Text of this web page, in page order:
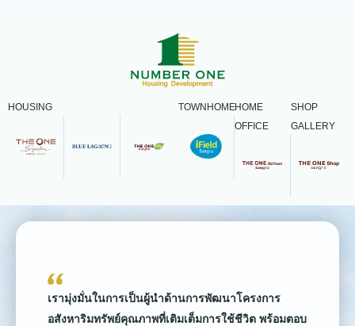
HOUSING TOWNHOMEHOME
OFFICE
SHOP
GALLERY
เรามุ่งมั่นในการเป็นผู้นำด้านการพัฒนาโครงการ
อสังหาริมทรัพย์คุณภาพที่เติมเต็มการใช้ชีวิต พร้อมตอบ